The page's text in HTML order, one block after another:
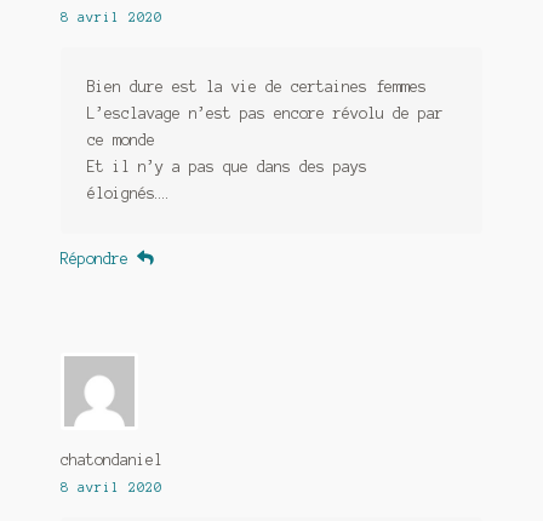
8 avril 2020
Bien dure est la vie de certaines femmes
L’esclavage n’est pas encore révolu de par
ce monde
Et il n’y a pas que dans des pays
éloignés….
Répondre
chatondaniel
8 avril 2020